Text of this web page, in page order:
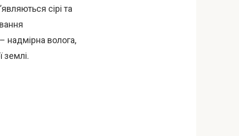
сірі та
волога,
землі.